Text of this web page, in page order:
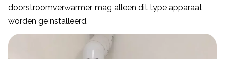
doorstroomverwarmer, mag alleen dit type apparaat
worden geïnstalleerd.